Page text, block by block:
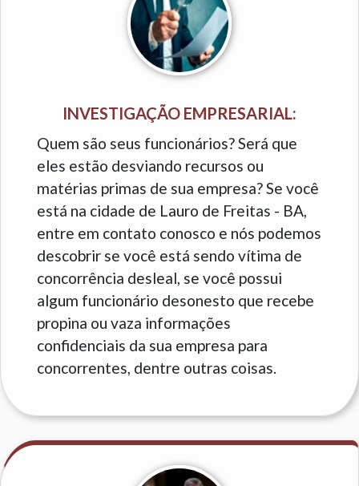
INVESTIGAÇÃO EMPRESARIAL:
Quem são seus funcionários? Será que
eles estão desviando recursos ou
matérias primas de sua empresa? Se você
está na cidade de Lauro de Freitas - BA,
entre em contato conosco e nós podemos
descobrir se você está sendo vítima de
concorrência desleal, se você possui
algum funcionário desonesto que recebe
propina ou vaza informações
confidenciais da sua empresa para
concorrentes, dentre outras coisas.